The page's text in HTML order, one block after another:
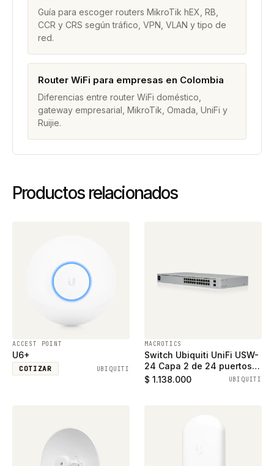
Guía para escoger routers MikroTik hEX, RB,
CCR y CRS según tráfico, VPN, VLAN y tipo de
red.
Router WiFi para empresas en Colombia
Diferencias entre router WiFi doméstico,
gateway empresarial, MikroTik, Omada, UniFi y
Ruijie.
Productos relacionados
ACCEST POINT
U6+
COTIZAR UBIQUITI
MACROTICS
Switch Ubiquiti UniFi USW-
24 Capa 2 de 24 puertos
ethernet gigabit y 2
$ 1.138.000 UBIQUITI